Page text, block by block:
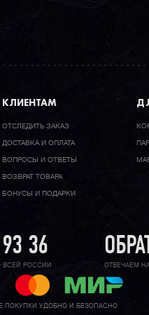
КЛИЕНТАМ
ОТСЛЕДИТЬ ЗАКАЗ
ДОСТАВКА И ОПЛАТА
ВОПРОСЫ И ОТВЕТЫ
ВОЗВРАТ ТОВАРА
БОНУСЫ И ПОДАРКИ
36
ВСЕЙ РОССИИ ОТВЕЧАЕМ
ПОКУПКИ УДОБНО И БЕЗОПАСНО